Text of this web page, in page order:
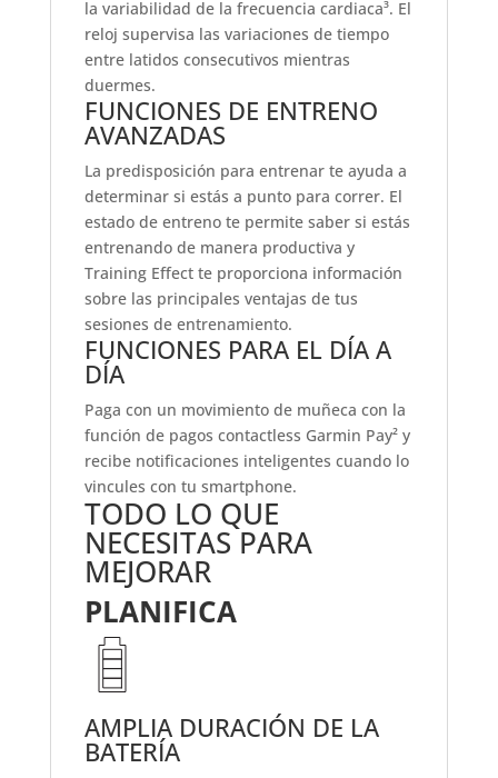
la variabilidad de la frecuencia cardiaca³. El
reloj supervisa las variaciones de tiempo
entre latidos consecutivos mientras
duermes.
FUNCIONES DE ENTRENO
AVANZADAS
La predisposición para entrenar te ayuda a
determinar si estás a punto para correr. El
estado de entreno te permite saber si estás
entrenando de manera productiva y
Training Effect te proporciona información
sobre las principales ventajas de tus
sesiones de entrenamiento.
FUNCIONES PARA EL DÍA A
DÍA
Paga con un movimiento de muñeca con la
función de pagos contactless Garmin Pay² y
recibe notificaciones inteligentes cuando lo
vincules con tu smartphone.
TODO LO QUE
NECESITAS PARA
MEJORAR
PLANIFICA
AMPLIA DURACIÓN DE LA
BATERÍA